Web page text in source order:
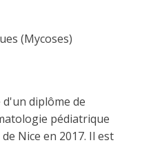
(Mycoses)
diplôme de
pédiatrique
Nice en 2017. Il est